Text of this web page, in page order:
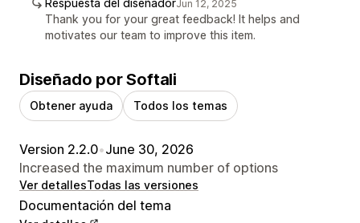
Jun 12, 2025
Thank you for your great feedback! It helps and
motivates our team to improve this item.
Diseñado por Softali
Obtener ayuda Todos los temas
Version 2.2.0•June 30, 2026
Increased the maximum number of options
Ver detallesTodas las versiones
Documentación del tema